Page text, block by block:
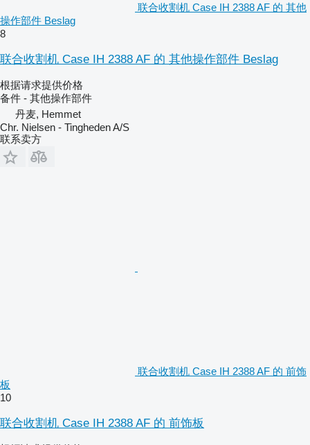
联合收割机 Case IH 2388 AF 的 其他
操作部件 Beslag
8
联合收割机 Case IH 2388 AF 的 其他操作部件 Beslag
根据请求提供价格
备件 - 其他操作部件
丹麦, Hemmet
Chr. Nielsen - Tingheden A/S
联系卖方
联合收割机 Case IH 2388 AF 的 前饰
板
10
联合收割机 Case IH 2388 AF 的 前饰板